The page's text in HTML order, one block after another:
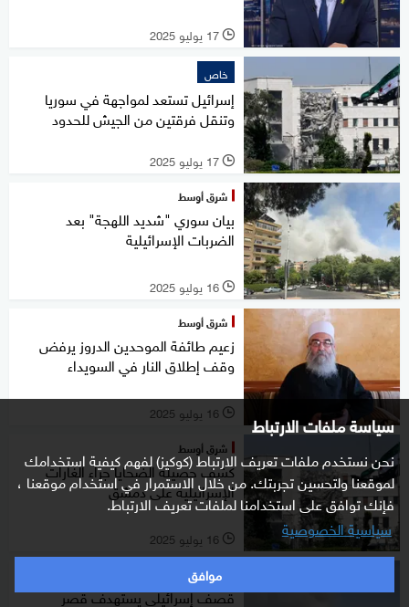
سياسة ملفات الارتباط
نحن نستخدم ملفات تعريف الارتباط (كوكيز) لفهم كيفية استخدامك
لموقعنا ولتحسين تجربتك. من خلال الاستمرار في استخدام موقعنا ،
فإنك توافق على استخدامنا لملفات تعريف الارتباط.
سياسية الخصوصية
موافق
l 17 يوليو 2025
خاص
إسرائيل تستعد لمواجهة في سوريا
وتنقل فرقتين من الجيش للحدود
l 17 يوليو 2025
شرق أوسط
بيان سوري "شديد اللهجة" بعد
الضربات الإسرائيلية
l 16 يوليو 2025
شرق أوسط
زعيم طائفة الموحدين الدروز يرفض
وقف إطلاق النار في السويداء
l 16 يوليو 2025
شرق أوسط
كشف حصيلة الضحايا جراء الغارات
الإسرائيلية على دمشق
l 16 يوليو 2025
شرق أوسط
قصف إسرائيلي يستهدف قصر